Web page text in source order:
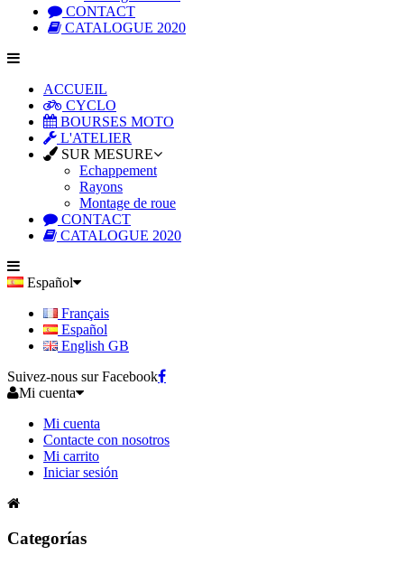
CONTACT
CATALOGUE 2020
ACCUEIL
CYCLO
BOURSES MOTO
L'ATELIER
SUR MESURE
Echappement
Rayons
Montage de roue
CONTACT
CATALOGUE 2020
Español
Français
Español
English GB
Suivez-nous sur Facebook
Mi cuenta
Mi cuenta
Contacte con nosotros
Mi carrito
Iniciar sesión
Categorías